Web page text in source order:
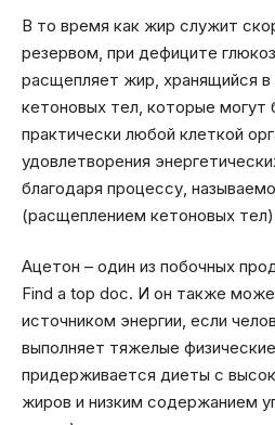
В то время как жир служит
резервом, при дефиците
расщепляет жир, хранящийся
кетоновых тел, которые могут
практически любой клеткой
удовлетворения
благодаря процессу,
(расщеплением кетоновых
Ацетон – один из побочных
Find a top doc. И он также
источником энергии, если
выполняет тяжелые
придерживается диеты с
жиров и низким содержанием